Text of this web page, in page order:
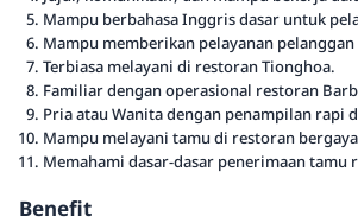
Mampu berbahasa Inggris dasar untuk
Mampu memberikan pelayanan pelanggan
Terbiasa melayani di restoran Tionghoa.
Familiar dengan operasional restoran
Pria atau Wanita dengan penampilan rapi
Mampu melayani tamu di restoran
Memahami dasar-dasar penerimaan tamu
Benefit